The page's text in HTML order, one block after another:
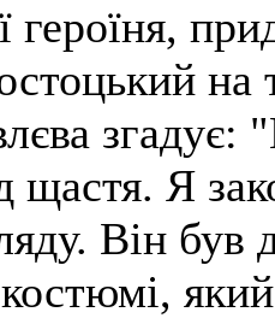
героїня,
на
згадує:
щастя. Я
Він